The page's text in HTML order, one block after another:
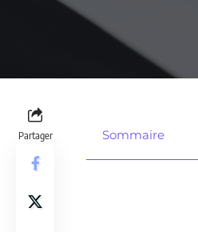
Partager Sommaire